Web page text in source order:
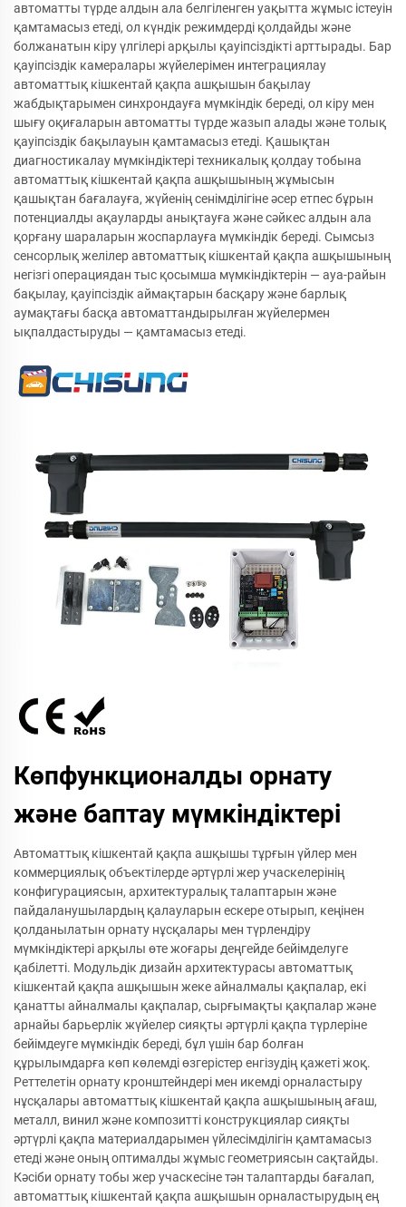
автоматты түрде алдын ала белгіленген уақытта жұмыс істеуін
қамтамасыз етеді, ол күндік режимдерді қолдайды және
болжанатын кіру үлгілері арқылы қауіпсіздікті арттырады. Бар
қауіпсіздік камералары жүйелерімен интеграциялау
автоматтық кішкентай қақпа ашқышын бақылау
жабдықтарымен синхрондауға мүмкіндік береді, ол кіру мен
шығу оқиғаларын автоматты түрде жазып алады және толық
қауіпсіздік бақылауын қамтамасыз етеді. Қашықтан
диагностикалау мүмкіндіктері техникалық қолдау тобына
автоматтық кішкентай қақпа ашқышының жұмысын
қашықтан бағалауға, жүйенің сенімділігіне әсер етпес бұрын
потенциалды ақауларды анықтауға және сәйкес алдын ала
қорғану шараларын жоспарлауға мүмкіндік береді. Сымсыз
сенсорлық желілер автоматтық кішкентай қақпа ашқышының
негізгі операциядан тыс қосымша мүмкіндіктерін — ауа-райын
бақылау, қауіпсіздік аймақтарын басқару және барлық
аумақтағы басқа автоматтандырылған жүйелермен
ықпалдастыруды — қамтамасыз етеді.
Көпфункционалды орнату
және баптау мүмкіндіктері
Автоматтық кішкентай қақпа ашқышы тұрғын үйлер мен
коммерциялық объектілерде әртүрлі жер учаскелерінің
конфигурациясын, архитектуралық талаптарын және
пайдаланушылардың қалауларын ескере отырып, кеңінен
қолданылатын орнату нұсқалары мен түрлендіру
мүмкіндіктері арқылы өте жоғары деңгейде бейімделуге
қабілетті. Модульдік дизайн архитектурасы автоматтық
кішкентай қақпа ашқышын жеке айналмалы қақпалар, екі
қанатты айналмалы қақпалар, сырғымақты қақпалар және
арнайы барьерлік жүйелер сияқты әртүрлі қақпа түрлеріне
бейімдеуге мүмкіндік береді, бұл үшін бар болған
құрылымдарға көп көлемді өзгерістер енгізудің қажеті жоқ.
Реттелетін орнату кронштейндері мен икемді орналастыру
нұсқалары автоматтық кішкентай қақпа ашқышының ағаш,
металл, винил және композитті конструкциялар сияқты
әртүрлі қақпа материалдарымен үйлесімділігін қамтамасыз
етеді және оның оптималды жұмыс геометриясын сақтайды.
Кәсіби орнату тобы жер учаскесіне тән талаптарды бағалап,
автоматтық кішкентай қақпа ашқышын орналастырудың ең